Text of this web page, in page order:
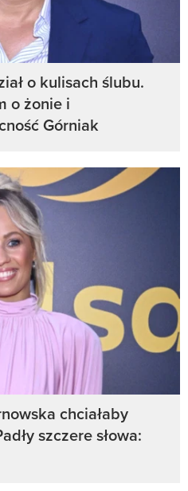
o kulisach ślubu.
o żonie i
Górniak
chciałaby
szczere słowa: